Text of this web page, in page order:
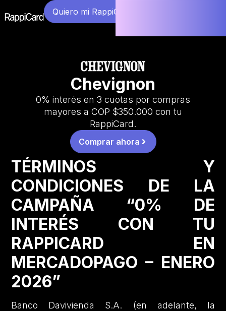
Quiero mi RappiCard
Chevignon
0% interés en 3 cuotas por compras
mayores a COP $350.000 con tu
RappiCard.
Comprar ahora
TÉRMINOS Y
CONDICIONES DE LA
CAMPAÑA “0% DE
INTERÉS CON TU
RAPPICARD EN
MERCADOPAGO – ENERO
2026”
Banco Davivienda S.A. (en adelante, la